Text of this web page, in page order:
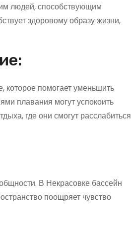
людей, способствующим
здоровому образу жизни,
которое помогает уменьшить
плавания могут успокоить
где они смогут расслабиться
В Некрасовке бассейн
поощряет чувство